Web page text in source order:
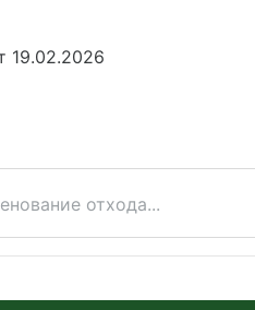
19.02.2026
отхода...